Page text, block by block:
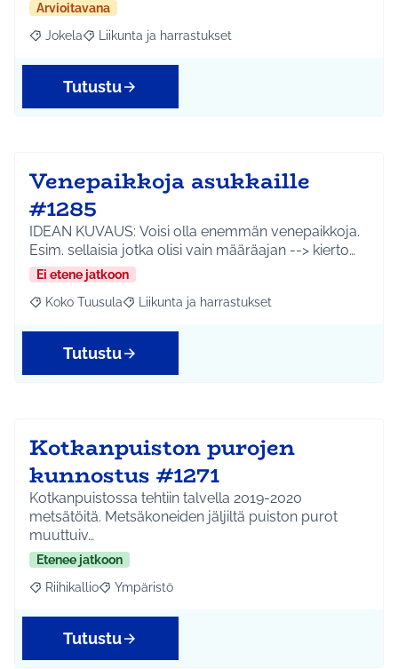
Arvioitavana
Rajaa tulokset aihepiirin mukaan: Jokela
Jokela Rajaa tulokset teeman mukaan: Liikunta ja
Liikunta ja harrastukset
Tutustu
Venepaikkoja asukkaille
#1285
IDEAN KUVAUS: Voisi olla enemmän venepaikkoja.
Esim. sellaisia jotka olisi vain määräajan --> kierto…
Ei etene jatkoon
Rajaa tulokset aihepiirin mukaan: Koko Tuusula
Koko Tuusula Rajaa tulokset teeman mukaan: Liikunta ja
Liikunta ja harrastukset
Tutustu
Kotkanpuiston purojen
kunnostus #1271
Kotkanpuistossa tehtiin talvella 2019-2020
metsätöitä. Metsäkoneiden jäljiltä puiston purot
muuttuiv…
Etenee jatkoon
Rajaa tulokset aihepiirin mukaan: Riihikallio
Riihikallio Rajaa tulokset teeman mukaan: Ympäristö
Ympäristö
Tutustu